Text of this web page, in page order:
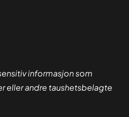
informasjon som
eller andre taushetsbelagte